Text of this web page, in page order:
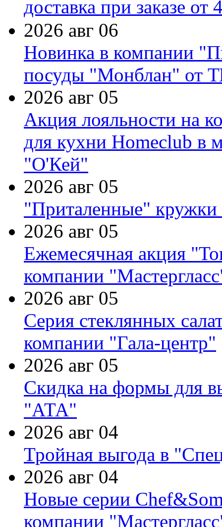
доставка при заказе от
2026 авг 06
Новинка в компании
посуды "Монблан" от
2026 авг 05
Акция лояльности на
для кухни Homeclub в
"О'Кей"
2026 авг 05
"Приталенные" кружки
2026 авг 05
Ежемесячная акция
компании
2026 авг 05
Серия стеклянных
компании "Гала-центр"
2026 авг 05
Скидка на формы для
"АТА"
2026 авг 04
Тройная выгода в
2026 авг 04
Новые серии
компании